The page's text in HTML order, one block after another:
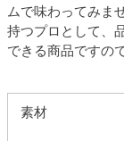
ムで味わってみま
持つプロとして、
できる商品ですの
素材